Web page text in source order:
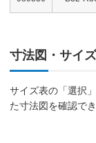
寸法図・サイ
サイズ表の「選択
た寸法図を確認でき